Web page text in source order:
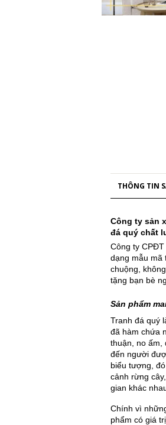
THÔNG TIN
Công ty sản
đá quý chất
Công ty
dạng mẫu mã
chuộng,
tặng bạn bè
Sản phẩm
Tranh đá quý
đã hàm chứa
thuận, no ấm,
đến người
biểu tượng,
cảnh rừng
gian khác
Chính vì
phẩm có giá